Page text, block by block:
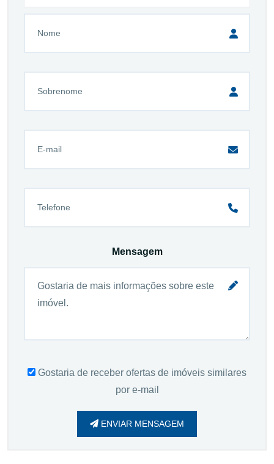
Mensagem
Gostaria de receber ofertas de imóveis similares
por e-mail
ENVIAR MENSAGEM